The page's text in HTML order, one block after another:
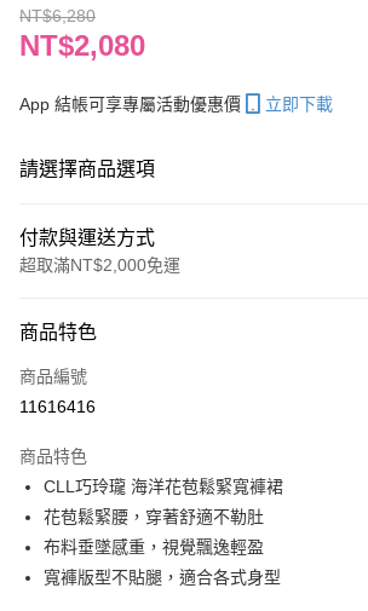
NT$6,280
NT$2,080
App 結帳可享專屬活動優惠價 立即下載
請選擇商品選項
付款與運送方式
超取滿NT$2,000免運
信用卡一次付款
信用卡分期付款
合作金庫商業銀行
華南商業銀行
上海商業儲蓄銀行
國泰世華商業銀行
臺灣中小企業銀行
超商取貨付款
LINE Pay
Apple Pay
商品特色
商品編號
11616416
商品特色
CLL巧玲瓏 海洋花苞鬆緊寬褲裙
花苞鬆緊腰，穿著舒適不勒肚
布料垂墜感重，視覺飄逸輕盈
寬褲版型不貼腿，適合各式身型